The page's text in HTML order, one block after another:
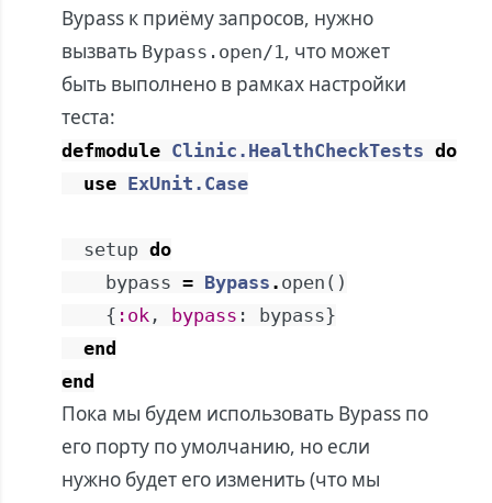
Bypass к приёму запросов, нужно
вызвать Bypass.open/1, что может
быть выполнено в рамках настройки
теста:
defmodule Clinic.HealthCheckTests do
use ExUnit.Case
setup do
bypass = Bypass . open ( )
{ :ok , bypass : bypass}
end
end
Пока мы будем использовать Bypass по
его порту по умолчанию, но если
нужно будет его изменить (что мы